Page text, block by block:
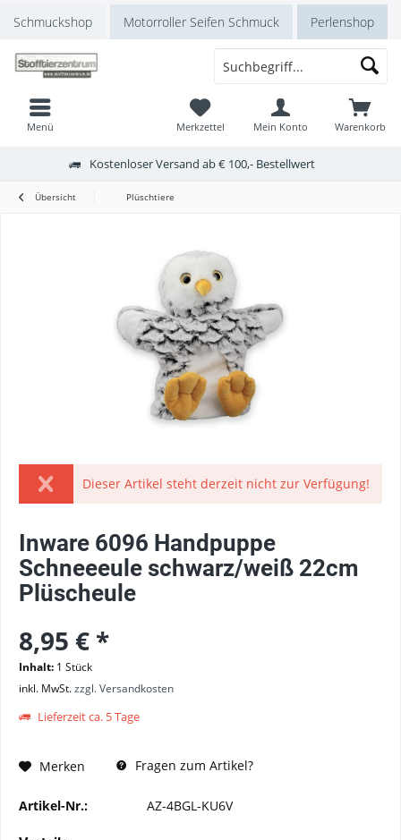
Schmuckshop Motorroller Seifen Schmuck Perlenshop
Kostenloser Versand ab € 100,- Bestellwert
Warenkorb
Merkzettel Mein Konto
Menü
Übersicht Plüschtiere
Dieser Artikel steht derzeit nicht zur Verfügung!
Inware 6096 Handpuppe
Schneeeule schwarz/weiß 22cm
Plüscheule
8,95 € *
Inhalt: 1 Stück
inkl. MwSt.zzgl. Versandkosten
Lieferzeit ca. 5 Tage
Merken Fragen zum Artikel?
Artikel-Nr.: AZ-4BGL-KU6V